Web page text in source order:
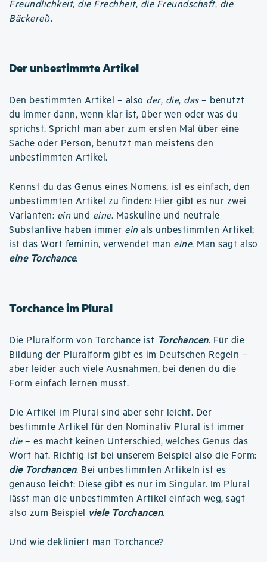
Freundlichkeit, die Frechheit, die Freundschaft, die
Bäckerei).
Der unbestimmte Artikel
Den bestimmten Artikel – also der, die, das– benutzt
du immer dann, wenn klar ist, über wen oder was du
sprichst. Spricht man aber zum ersten Mal über eine
Sache oder Person, benutzt man meistens den
unbestimmten Artikel.
Kennst du das Genus eines Nomens, ist es einfach, den
unbestimmten Artikel zu finden: Hier gibt es nur zwei
Varianten: ein und eine. Maskuline und neutrale
Substantive haben immer ein als unbestimmten Artikel;
ist das Wort feminin, verwendet man eine. Man sagt also
eine Torchance.
Torchance im Plural
Die Pluralform von Torchance ist Torchancen. Für die
Bildung der Pluralform gibt es im Deutschen Regeln –
aber leider auch viele Ausnahmen, bei denen du die
Form einfach lernen musst.
Die Artikel im Plural sind aber sehr leicht. Der
bestimmte Artikel für den Nominativ Plural ist immer
die– es macht keinen Unterschied, welches Genus das
Wort hat. Richtig ist bei unserem Beispiel also die Form:
die Torchancen. Bei unbestimmten Artikeln ist es
genauso leicht: Diese gibt es nur im Singular. Im Plural
lässt man die unbestimmten Artikel einfach weg, sagt
also zum Beispiel viele Torchancen.
Und wie dekliniert man Torchance?